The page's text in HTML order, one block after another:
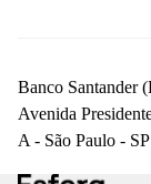
Banco Santander
Avenida
A - São Paulo - SP